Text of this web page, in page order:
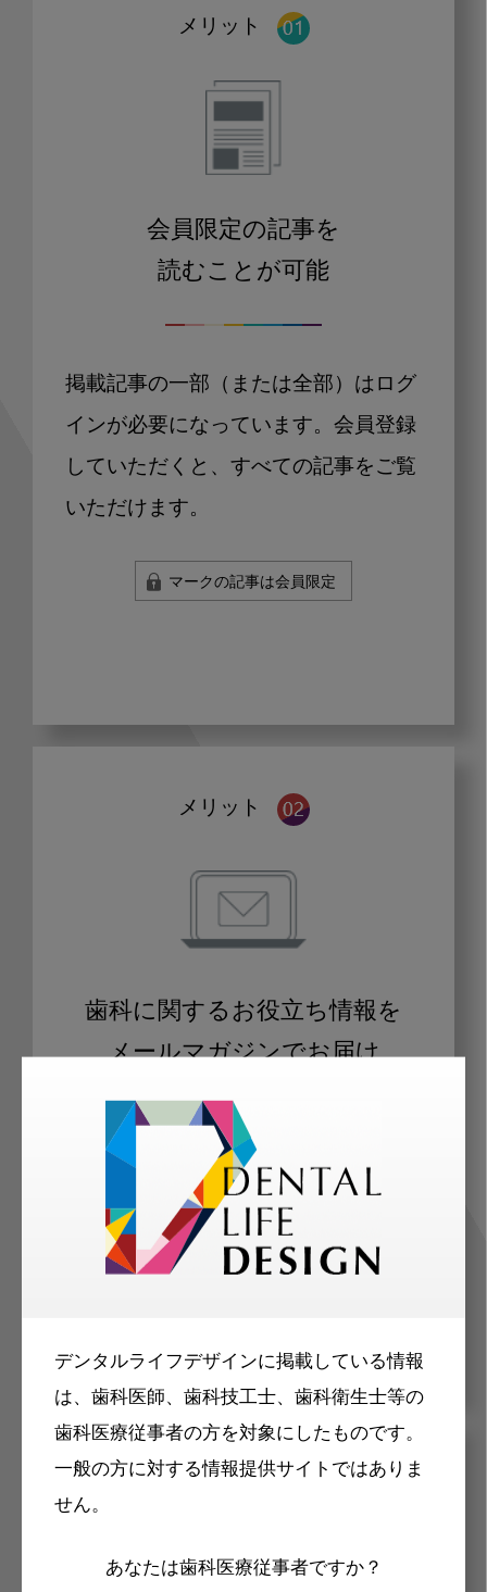
デンタルライフデザインに掲載している情報
は、歯科医師、歯科技工士、歯科衛生士等の
歯科医療従事者の方を対象にしたものです。
一般の方に対する情報提供サイトではありま
せん。
あなたは歯科医療従事者ですか？
メリット
会員限定の記事を
読むことが可能
掲載記事の一部（または全部）はログ
インが必要になっています。会員登録
していただくと、すべての記事をご覧
いただけます。
マークの記事は会員限定
メリット
歯科に関するお役立ち情報を
メールマガジンでお届け
ご登録いただいた職種（歯科医師、歯
科衛生士、歯科技工士）に合わせた内
容のメールマガジンをお届けします。
メリット